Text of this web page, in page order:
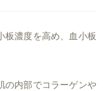
板濃度を高め、血小板
の内部でコラーゲンや